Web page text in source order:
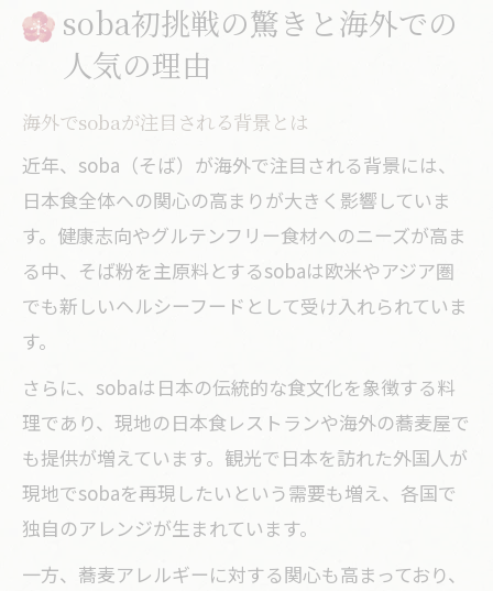
soba初挑戦の驚きと海外での
人気の理由
海外でsobaが注目される背景とは
近年、soba（そば）が海外で注目される背景には、
日本食全体への関心の高まりが大きく影響していま
す。健康志向やグルテンフリー食材へのニーズが高ま
る中、そば粉を主原料とするsobaは欧米やアジア圏
でも新しいヘルシーフードとして受け入れられていま
す。
さらに、sobaは日本の伝統的な食文化を象徴する料
理であり、現地の日本食レストランや海外の蕎麦屋で
も提供が増えています。観光で日本を訪れた外国人が
現地でsobaを再現したいという需要も増え、各国で
独自のアレンジが生まれています。
一方、蕎麦アレルギーに対する関心も高まっており、